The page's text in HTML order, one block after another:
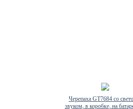
Черепаха GT7684 со
звуком, в коробке, на